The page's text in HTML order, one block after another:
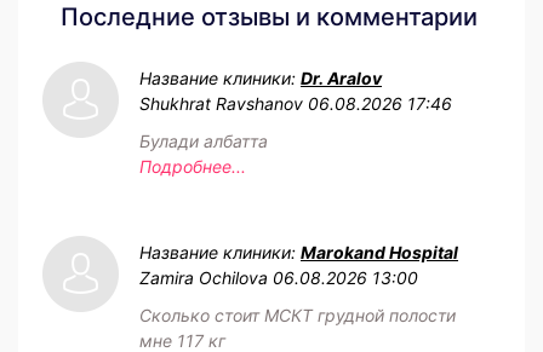
Последние отзывы и комментарии
Название клиники: Dr. Aralov
Shukhrat Ravshanov 06.08.2026 17:46
Булади албатта
Подробнее...
Название клиники: Marokand Hospital
Zamira Ochilova 06.08.2026 13:00
Сколько стоит МСКТ грудной полости
мне 117 кг